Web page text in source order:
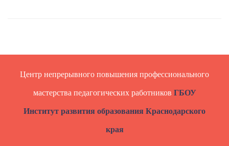
Центр непрерывного повышения профессионального
мастерства педагогических работников ГБОУ
Институт развития образования Краснодарского
края